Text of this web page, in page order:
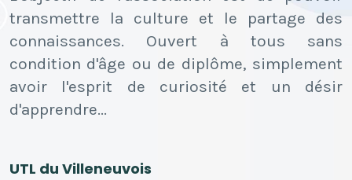
transmettre la culture et le partage des
connaissances. Ouvert à tous sans
condition d'âge ou de diplôme, simplement
avoir l'esprit de curiosité et un désir
d'apprendre...
UTL du Villeneuvois